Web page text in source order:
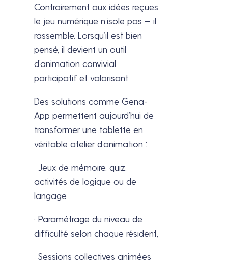
Contrairement aux idées reçues,
le jeu numérique n’isole pas — il
rassemble. Lorsqu’il est bien
pensé, il devient un outil
d’animation convivial,
participatif et valorisant.
Des solutions comme Gena-
App permettent aujourd’hui de
transformer une tablette en
véritable atelier d’animation :
· Jeux de mémoire, quiz,
activités de logique ou de
langage,
· Paramétrage du niveau de
difficulté selon chaque résident,
· Sessions collectives animées